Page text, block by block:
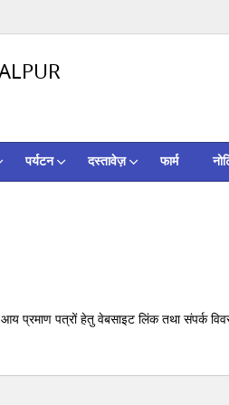
पर्यटन दस्तावेज़ फार्म
प्रमाण पत्रों हेतु वेबसाइट लिंक तथा संपर्क